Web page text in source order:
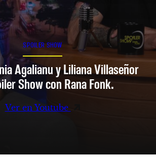
SPOILER SHOW
Agalianu y Liliana Villaseñor
Show con Rana Fonk.
Ver en Youtube